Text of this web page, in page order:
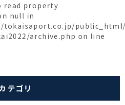
read property
null in
tokaisaport.co.jp/
archive.php on line
テゴリ